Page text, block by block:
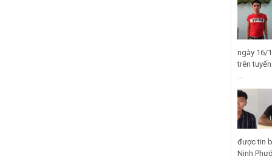
ngày 16/
trên
được tin
Ninh